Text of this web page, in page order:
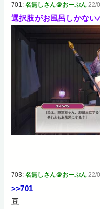
701:名無しさん＠おーぷん 22/
選択肢がお風呂しかない
703:名無しさん＠おーぷん 22/
>>701
豆